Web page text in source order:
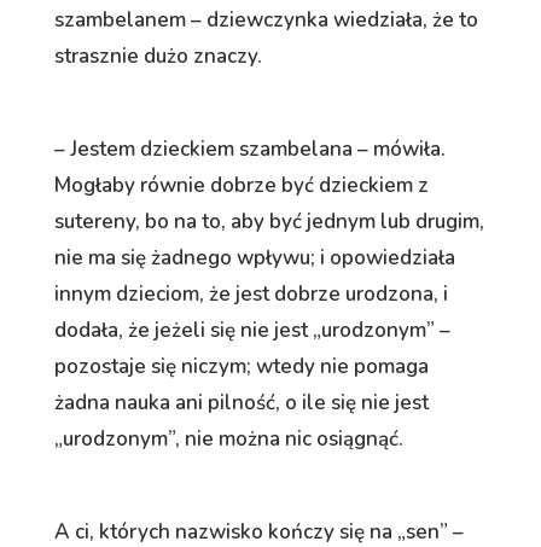
szambelanem – dziewczynka wiedziała, że to
strasznie dużo znaczy.
– Jestem dzieckiem szambelana – mówiła.
Mogłaby równie dobrze być dzieckiem z
sutereny, bo na to, aby być jednym lub drugim,
nie ma się żadnego wpływu; i opowiedziała
innym dzieciom, że jest dobrze urodzona, i
dodała, że jeżeli się nie jest „urodzonym” –
pozostaje się niczym; wtedy nie pomaga
żadna nauka ani pilność, o ile się nie jest
„urodzonym”, nie można nic osiągnąć.
A ci, których nazwisko kończy się na „sen” –